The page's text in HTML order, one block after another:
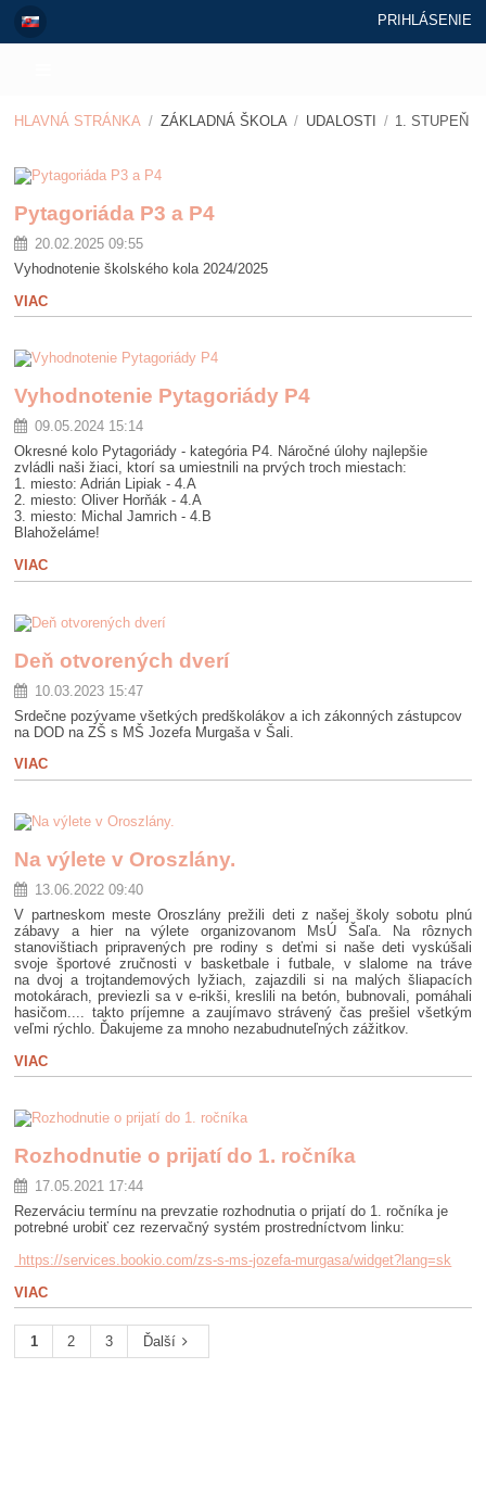
PRIHLÁSENIE
HLAVNÁ STRÁNKA / ZÁKLADNÁ ŠKOLA / UDALOSTI / 1. STUPEŇ
1.
stupeň
Pytagoriáda P3 a P4
20.02.2025 09:55
Vyhodnotenie školského kola 2024/2025
VIAC
Vyhodnotenie Pytagoriády P4
09.05.2024 15:14
Okresné kolo Pytagoriády - kategória P4. Náročné úlohy najlepšie
zvládli naši žiaci, ktorí sa umiestnili na prvých troch miestach:
1. miesto: Adrián Lipiak - 4.A
2. miesto: Oliver Horňák - 4.A
3. miesto: Michal Jamrich - 4.B
Blahoželáme!
VIAC
Deň otvorených dverí
10.03.2023 15:47
Srdečne pozývame všetkých predškolákov a ich zákonných zástupcov
na DOD na ZŠ s MŠ Jozefa Murgaša v Šali.
VIAC
Na výlete v Oroszlány.
13.06.2022 09:40
V partneskom meste Oroszlány prežili deti z našej školy sobotu plnú
zábavy a hier na výlete organizovanom MsÚ Šaľa. Na rôznych
stanovištiach pripravených pre rodiny s deťmi si naše deti vyskúšali
svoje športové zručnosti v basketbale i futbale, v slalome na tráve
na dvoj a trojtandemových lyžiach, zajazdili si na malých šliapacích
motokárach, previezli sa v e-rikši, kreslili na betón, bubnovali, pomáhali
hasičom.... takto príjemne a zaujímavo strávený čas prešiel všetkým
veľmi rýchlo. Ďakujeme za mnoho nezabudnuteľných zážitkov.
VIAC
Rozhodnutie o prijatí do 1. ročníka
17.05.2021 17:44
Rezerváciu termínu na prevzatie rozhodnutia o prijatí do 1. ročníka je
potrebné urobiť cez rezervačný systém prostredníctvom linku:
https://services.bookio.com/zs-s-ms-jozefa-murgasa/widget?lang=sk
VIAC
1 2 3 Ďalší